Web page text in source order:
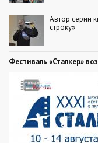
Автор серии
строку»
Фестиваль «Сталкер»